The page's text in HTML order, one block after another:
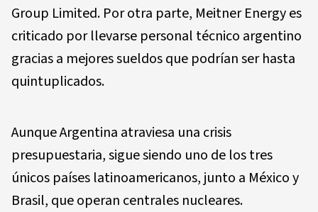
Group Limited. Por otra parte, Meitner Energy es
criticado por llevarse personal técnico argentino
gracias a mejores sueldos que podrían ser hasta
quintuplicados.
Aunque Argentina atraviesa una crisis
presupuestaria, sigue siendo uno de los tres
únicos países latinoamericanos, junto a México y
Brasil, que operan centrales nucleares.